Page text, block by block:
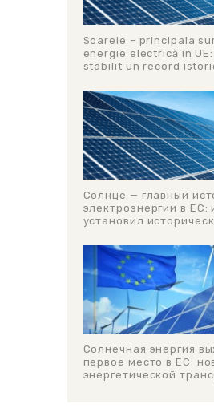
Soarele – principala
energie electrică în
stabilit un record
Солнце — главный
электроэнергии в ЕС:
установил
Солнечная энергия
первое место в ЕС:
энергетической